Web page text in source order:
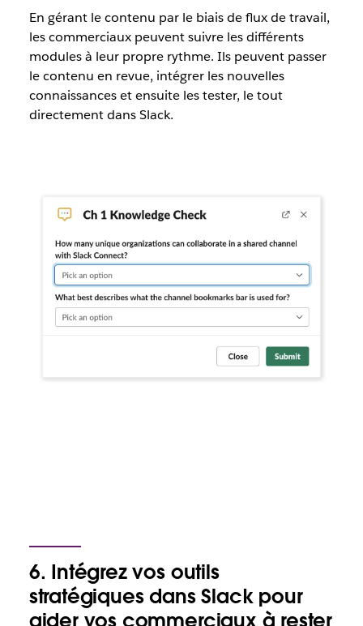
En gérant le contenu par le biais de flux de travail,
les commerciaux peuvent suivre les différents
modules à leur propre rythme. Ils peuvent passer
le contenu en revue, intégrer les nouvelles
connaissances et ensuite les tester, le tout
directement dans Slack.
6. Intégrez vos outils
stratégiques dans Slack pour
aider vos commerciaux à rester